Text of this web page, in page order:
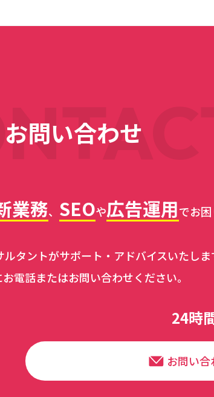
お問い合わせ
業務、 SEOや広告運用でお困
タントがサポート・アドバイスいたしま
電話またはお問い合わせください。
24時
お問い